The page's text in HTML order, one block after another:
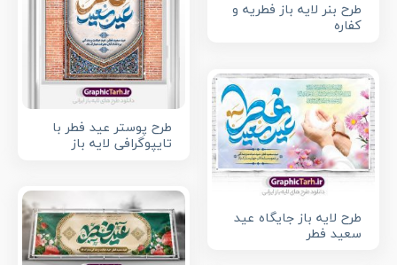
طرح بنر لایه باز فطریه و
کفاره
طرح پوستر عید فطر با
تایپوگرافی لایه باز
طرح لایه باز جایگاه عید
سعید فطر